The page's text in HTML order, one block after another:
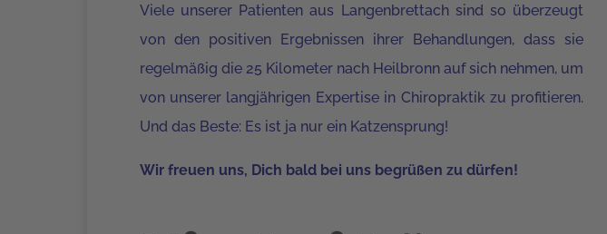
Viele unserer Patienten aus Langenbrettach sind so überzeugt
von den positiven Ergebnissen ihrer Behandlungen, dass sie
regelmäßig die 25 Kilometer nach Heilbronn auf sich nehmen, um
von unserer langjährigen Expertise in Chiropraktik zu profitieren.
Und das Beste: Es ist ja nur ein Katzensprung!
Wir freuen uns, Dich bald bei uns begrüßen zu dürfen!